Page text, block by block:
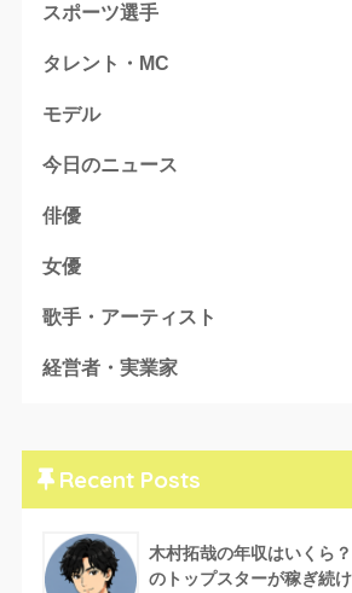
スポーツ選手
タレント・MC
モデル
今日のニュース
俳優
女優
歌手・アーティスト
経営者・実業家
Recent Posts
木村拓哉の年収はいくら
のトップスターが稼ぎ続